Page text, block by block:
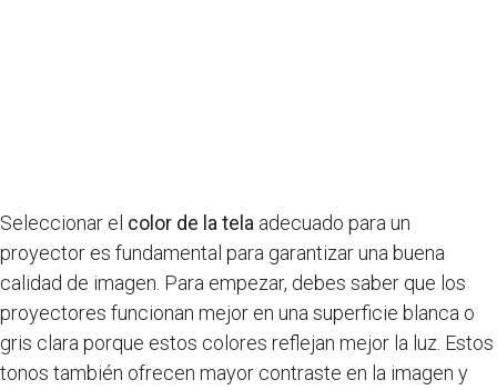
Seleccionar el color de la tela adecuado para un
proyector es fundamental para garantizar una buena
calidad de imagen. Para empezar, debes saber que los
proyectores funcionan mejor en una superficie blanca o
gris clara porque estos colores reflejan mejor la luz. Estos
tonos también ofrecen mayor contraste en la imagen y